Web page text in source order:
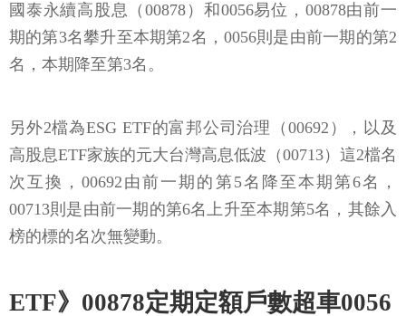
國泰永續高股息（00878）和0056易位，00878由前一
期的第3名攀升至本期第2名，0056則是由前一期的第2
名，本期降至第3名。
另外2檔為ESG ETF的富邦公司治理（00692），以及
高股息ETF家族的元大台灣高息低波（00713）這2檔名
次互換，00692由前一期的第5名降至本期第6名，
00713則是由前一期的第6名上升至本期第5名，其餘入
榜的標的名次無變動。
ETF》00878定期定額戶數超車0056